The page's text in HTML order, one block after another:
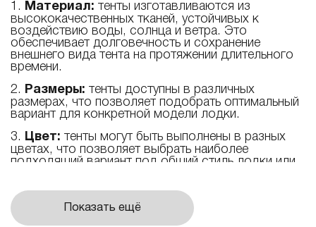
1. Материал: тенты изготавливаются из
высококачественных тканей, устойчивых к
воздействию воды, солнца и ветра. Это
обеспечивает долговечность и сохранение
внешнего вида тента на протяжении длительного
времени.
2.
Размеры: тенты доступны в различных
размерах, что позволяет подобрать оптимальный
вариант для конкретной модели лодки.
3.
Цвет: тенты могут быть выполнены в разных
цветах, что позволяет выбрать наиболее
подходящий вариант под общий стиль лодки или
4.
наличие тарги придаёт тенту
дополнительную жёсткость, что обеспечивает
лучшую защиту от ветра и дождя.
Показать ещё